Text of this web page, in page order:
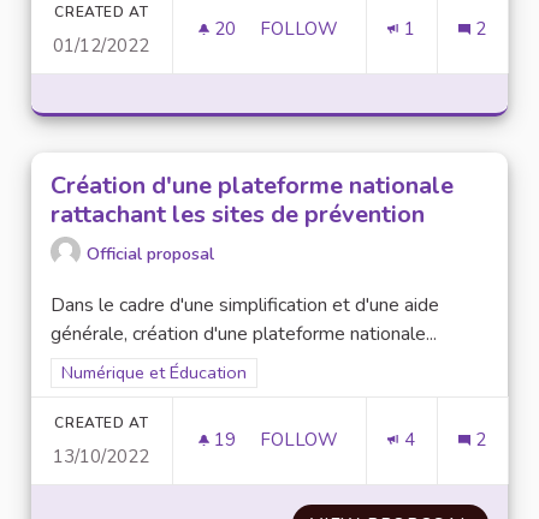
CREATED AT
01/12/2022
20 20 FOLLOWERS
FOLLOW 1 2
Création d'une plateforme nationale
rattachant les sites de prévention
Official proposal
Dans le cadre d'une simplification et d'une aide
générale, création d'une plateforme nationale...
Filter results for scope: Numérique et Éducation
Numérique et Éducation
CREATED AT
13/10/2022
19 19 FOLLOWERS
FOLLOW 4 2